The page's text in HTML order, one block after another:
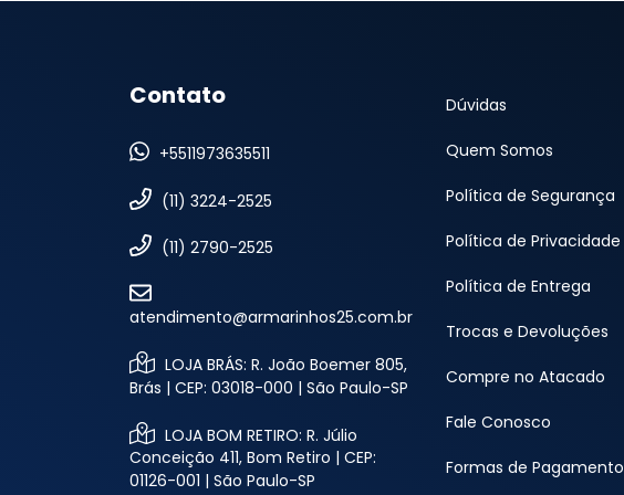
Contato
+5511973635511
(11) 3224-2525
(11) 2790-2525
atendimento@armarinhos25.com.br
LOJA BRÁS: R. João Boemer 805,
Brás | CEP: 03018-000 | São Paulo-SP
LOJA BOM RETIRO: R. Júlio
Conceição 411, Bom Retiro | CEP:
01126-001 | São Paulo-SP
Dúvidas
Quem Somos
Política de Segurança
Política de Privacidade
Política de Entrega
Trocas e Devoluções
Compre no Atacado
Fale Conosco
Formas de Pagamento